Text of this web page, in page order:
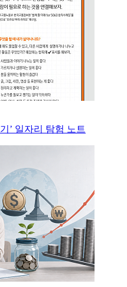
’ 일자리 탐험 노트